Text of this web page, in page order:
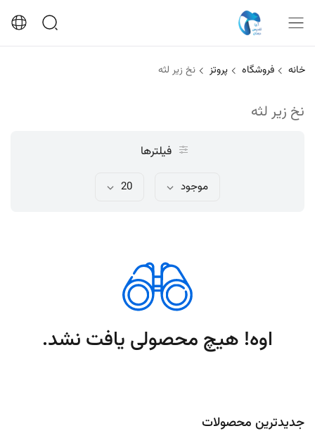
خانه فروشگاه پروتز نخ زیر لثه
جدیدترین محصولات
نخ زیر لثه
فیلترها
موجود 20
اوه! هیچ محصولی یافت نشد.